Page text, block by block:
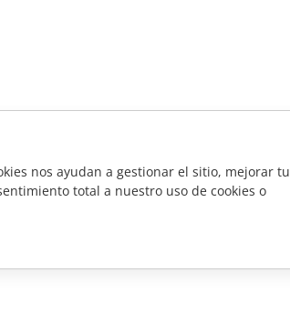
nos ayudan a gestionar el sitio, mejorar tu
total a nuestro uso de cookies o